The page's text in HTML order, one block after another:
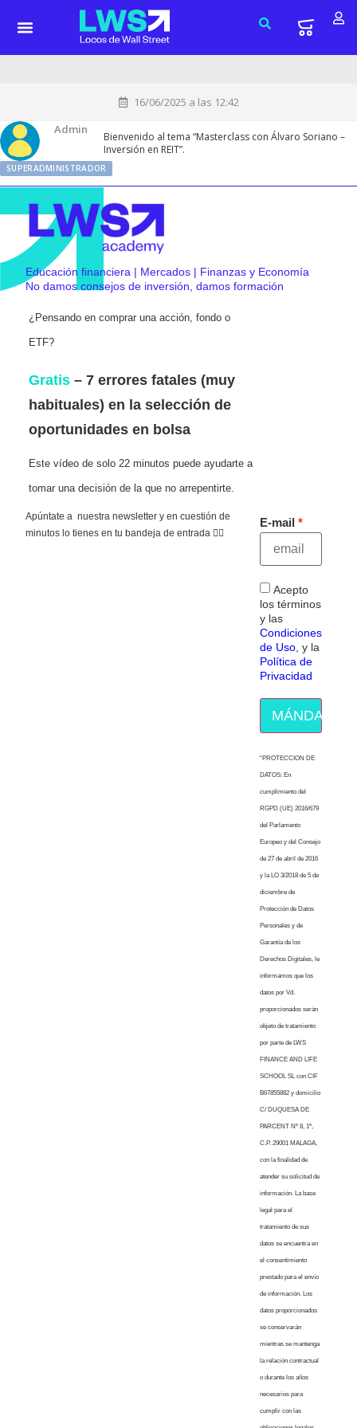
16/06/2025 a las 12:42
Admin
SUPERADMINISTRADOR
Bienvenido al tema “Masterclass con Álvaro Soriano –
Inversión en REIT”.
Educación financiera | Mercados | Finanzas y Economía
No damos consejos de inversión, damos formación
¿Pensando en comprar una acción, fondo o
ETF?
Gratis – 7 errores fatales (muy
habituales) en la selección de
oportunidades en bolsa
Este vídeo de solo 22 minutos puede ayudarte a
tomar una decisión de la que no arrepentirte.
Apúntate a nuestra newsletter y en cuestión de
minutos lo tienes en tu bandeja de entrada 👇🏻
E-mail
Acepto
los términos
y las
Condiciones
de Uso, y la
Política de
Privacidad
MÁNDAME
“PROTECCION DE
DATOS: En
cumplimiento del
RGPD (UE) 2016/679
del Parlamento
Europeo y del Consejo
de 27 de abril de 2016
y la LO 3/2018 de 5 de
diciembre de
Protección de Datos
Personales y de
Garantía de los
Derechos Digitales, le
informamos que los
datos por Vd.
proporcionados serán
objeto de tratamiento
por parte de LWS
FINANCE AND LIFE
SCHOOL SL con CIF
B67855882 y domicilio
C/ DUQUESA DE
PARCENT Nº 8, 1º,
C.P. 29001 MALAGA,
con la finalidad de
atender su solicitud de
información. La base
legal para el
tratamiento de sus
datos se encuentra en
el consentimiento
prestado para el envío
de información. Los
datos proporcionados
se conservarán
mientras se mantenga
la relación contractual
o durante los años
necesarios para
cumplir con las